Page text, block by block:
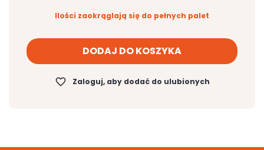
Ilości zaokrąglają się do pełnych palet
DODAJ DO KOSZYKA
favorite_border Zaloguj, aby dodać do ulubionych